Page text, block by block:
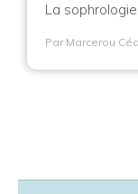
La
Par Marcerou